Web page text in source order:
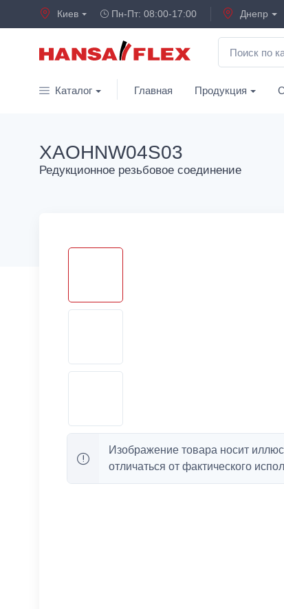
Киев Пн-Пт: 08:00-17:00 Днепр
Каталог Главная Продукция
XAOHNW04S03
Редукционное резьбовое соединение
Изображение товара носит
отличаться от фактического